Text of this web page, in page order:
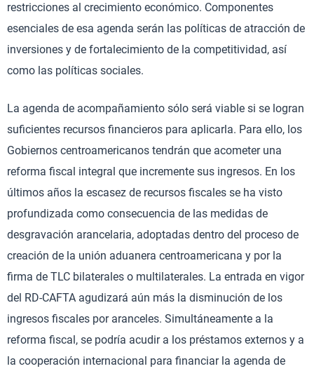
restricciones al crecimiento económico. Componentes
esenciales de esa agenda serán las políticas de atracción de
inversiones y de fortalecimiento de la competitividad, así
como las políticas sociales.
La agenda de acompañamiento sólo será viable si se logran
suficientes recursos financieros para aplicarla. Para ello, los
Gobiernos centroamericanos tendrán que acometer una
reforma fiscal integral que incremente sus ingresos. En los
últimos años la escasez de recursos fiscales se ha visto
profundizada como consecuencia de las medidas de
desgravación arancelaria, adoptadas dentro del proceso de
creación de la unión aduanera centroamericana y por la
firma de TLC bilaterales o multilaterales. La entrada en vigor
del RD-CAFTA agudizará aún más la disminución de los
ingresos fiscales por aranceles. Simultáneamente a la
reforma fiscal, se podría acudir a los préstamos externos y a
la cooperación internacional para financiar la agenda de